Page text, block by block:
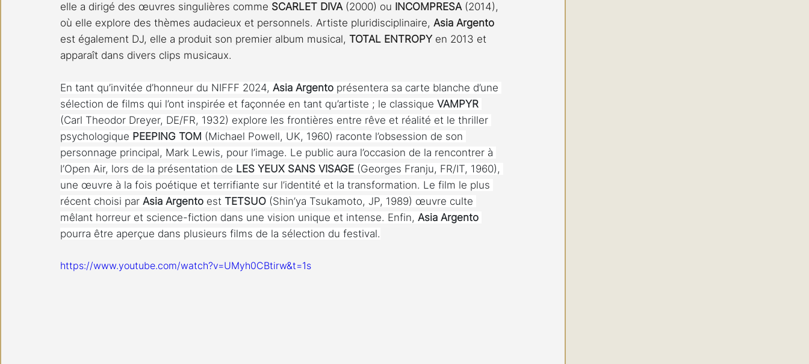
elle a dirigé des œuvres singulières comme SCARLET DIVA (2000) ou INCOMPRESA (2014),
où elle explore des thèmes audacieux et personnels. Artiste pluridisciplinaire, Asia Argento
est également DJ, elle a produit son premier album musical, TOTAL ENTROPY en 2013 et
apparaît dans divers clips musicaux.
En tant qu’invitée d’honneur du NIFFF 2024, Asia Argento présentera sa carte blanche d’une
sélection de films qui l’ont inspirée et façonnée en tant qu’artiste ; le classique VAMPYR
(Carl Theodor Dreyer, DE/FR, 1932) explore les frontières entre rêve et réalité et le thriller
psychologique PEEPING TOM (Michael Powell, UK, 1960) raconte l’obsession de son
personnage principal, Mark Lewis, pour l’image. Le public aura l’occasion de la rencontrer à
l’Open Air, lors de la présentation de LES YEUX SANS VISAGE (Georges Franju, FR/IT, 1960),
une œuvre à la fois poétique et terrifiante sur l’identité et la transformation. Le film le plus
récent choisi par Asia Argento est TETSUO (Shin’ya Tsukamoto, JP, 1989) œuvre culte
mêlant horreur et science-fiction dans une vision unique et intense. Enfin, Asia Argento
pourra être aperçue dans plusieurs films de la sélection du festival.
https://www.youtube.com/watch?v=UMyh0CBtirw&t=1s